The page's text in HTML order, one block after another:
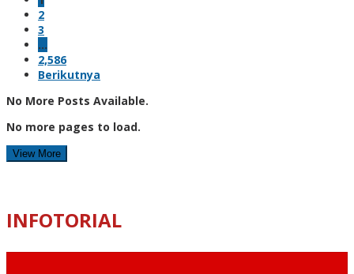
2
3
…
2,586
Berikutnya
No More Posts Available.
No more pages to load.
View More
INFOTORIAL